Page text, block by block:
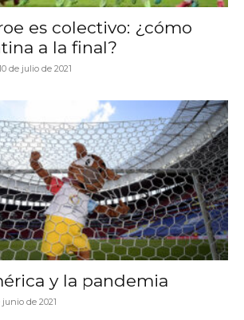
es colectivo: ¿cómo
a la final?
de julio de 2021
y la pandemia
junio de 2021